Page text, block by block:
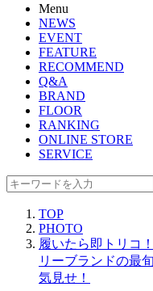
Menu
NEWS
EVENT
FEATURE
RECOMMEND
Q&A
BRAND
FLOOR
RANKING
ONLINE STORE
SERVICE
TOP
PHOTO
履いたら即トリコ
リーブランドの最
気見せ！